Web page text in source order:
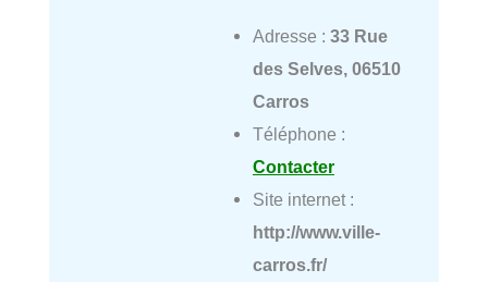
Adresse : 33 Rue
des Selves, 06510
Carros
Téléphone :
Contacter
Site internet :
http://www.ville-
carros.fr/